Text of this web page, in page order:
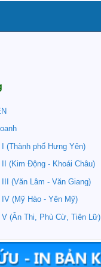
(Thành phố Hưng Yên)
II (Kim Động - Khoái Châu)
(Văn Lâm - Văn Giang)
IV (Mỹ Hào - Yên Mỹ)
(Ân Thi, Phù Cừ, Tiên Lữ)